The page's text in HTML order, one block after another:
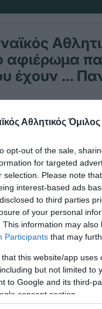
Αθλητικός Όμιλος
opt-out of the sale,
for targeted
selection. Please note
interest-based ads
to third parties
of your personal
This information may
Participants that may
that this website/app
but not limited to
to Google and its third-
consent section.
αφιέρωμα
έχουν …
ήταν η
περιοχή.
ιδρύθηκε
δύσκολα και
ΠΑΟ
με
ως
1970.